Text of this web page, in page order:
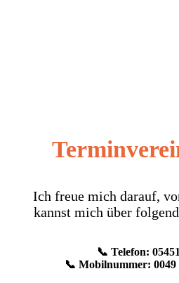
Ich freue mich darauf,
kannst mich über
📞 Telefon:
📞 Mobilnummer: 0049